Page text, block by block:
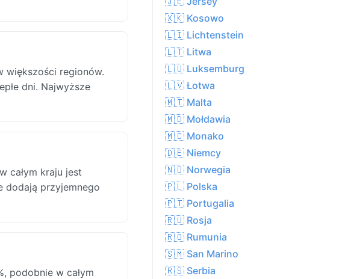
większości regionów.
dni. Najwyższe
całym kraju jest
dodają przyjemnego
podobnie w całym
🇽🇰 Kosowo
🇱🇮 Lichtenstein
🇱🇹 Litwa
🇱🇺 Luksemburg
🇱🇻 Łotwa
🇲🇹 Malta
🇲🇩 Mołdawia
🇲🇨 Monako
🇩🇪 Niemcy
🇳🇴 Norwegia
🇵🇱 Polska
🇵🇹 Portugalia
🇷🇺 Rosja
🇷🇴 Rumunia
🇸🇲 San Marino
🇷🇸 Serbia